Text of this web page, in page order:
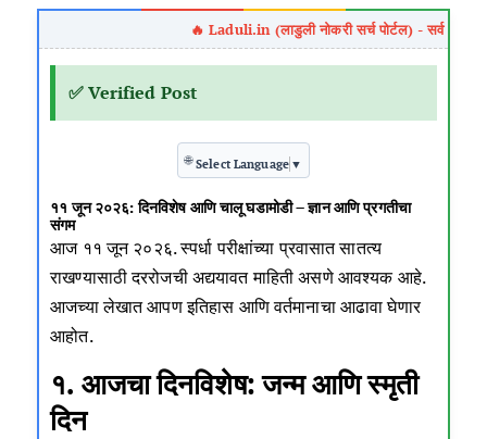
✅ Verified Post
🌐 Select Language ▼
११ जून २०२६: दिनविशेष आणि चालू घडामोडी – ज्ञान आणि प्रगतीचा
संगम
आज ११ जून २०२६. स्पर्धा परीक्षांच्या प्रवासात सातत्य
राखण्यासाठी दररोजची अद्ययावत माहिती असणे आवश्यक आहे.
आजच्या लेखात आपण इतिहास आणि वर्तमानाचा आढावा घेणार
आहोत.
१. आजचा दिनविशेष: जन्म आणि स्मृती
दिन